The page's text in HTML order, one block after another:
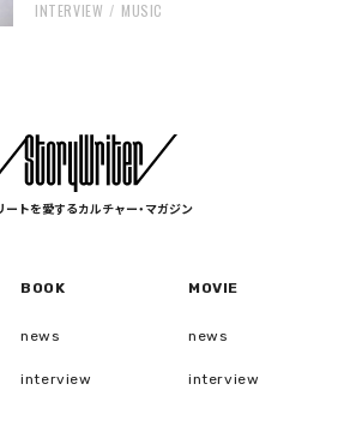
INTERVIEW MUSIC
ートを愛するカルチャー・マガジン
BOOK
news
interview
MOVIE
news
interview